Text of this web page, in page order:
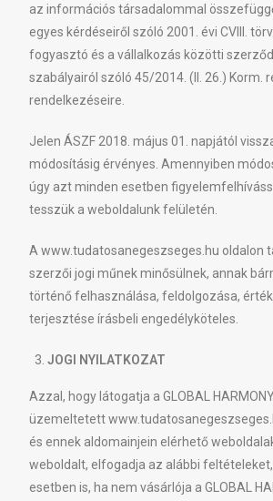
az információs társadalommal
egyes kérdéseiről szóló 2001. évi CVIII.
fogyasztó és a vállalkozás közötti
szabályairól szóló 45/2014. (II. 26.) Korm.
rendelkezéseire.
Jelen ÁSZF 2018. május 01. napjától
módosításig érvényes. Amennyiben
úgy azt minden esetben
tesszük a weboldalunk felületén.
A www.tudatosanegeszseges.hu oldalon
szerzői jogi műnek minősülnek, annak
történő felhasználása, feldolgozása,
terjesztése írásbeli engedélyköteles.
JOGI NYILATKOZAT
Azzal, hogy látogatja a GLOBAL HARMONY
üzemeltetett
és ennek aldomainjein elérhető
weboldalt, elfogadja az alábbi
esetben is, ha nem vásárlója a GLOBAL